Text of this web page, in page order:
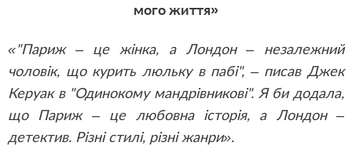
мого життя»
«"Париж – це жінка, а Лондон – незалежний
чоловік, що курить люльку в пабі", – писав Джек
Керуак в "Одинокому мандрівникові". Я би додала,
що Париж – це любовна історія, а Лондон –
детектив. Різні стилі, різні жанри».